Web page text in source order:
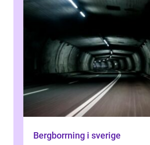
Bergborrning i sverige